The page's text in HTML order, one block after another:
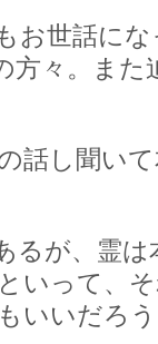
お世話に
方々。ま
話し聞い
るが、霊
いって、
いいだろ